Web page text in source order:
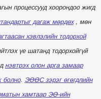
процессууд хоорондоо жигд
дагаж мөрдөх , мөн
хэвлэлийн тодорхой
үе шатанд тодорхойгүй
нэвтрэх олон арга замаар
болно. ЭӨӨС зэрэг өгөгдлийн
хамтаар ЭӨ-ийн